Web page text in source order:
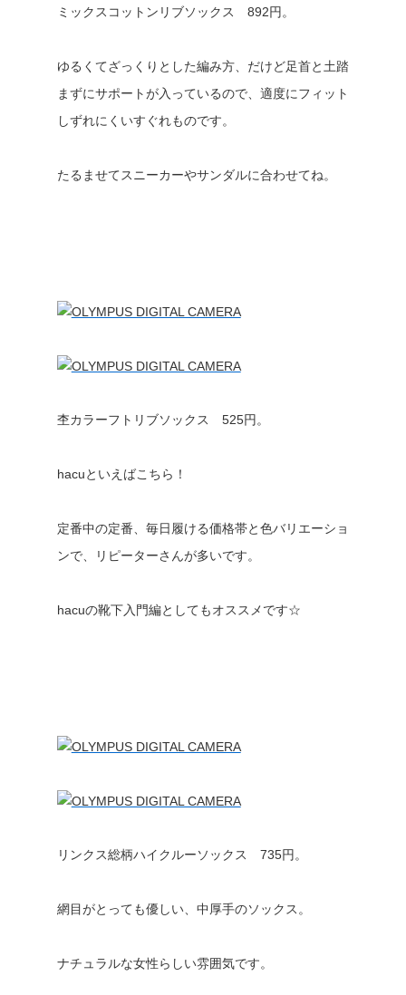
ミックスコットンリブソックス 892円。
ゆるくてざっくりとした編み方、だけど足首と土踏
まずにサポートが入っているので、適度にフィット
しずれにくいすぐれものです。
たるませてスニーカーやサンダルに合わせてね。
杢カラーフトリブソックス 525円。
hacuといえばこちら！
定番中の定番、毎日履ける価格帯と色バリエーショ
ンで、リピーターさんが多いです。
hacuの靴下入門編としてもオススメです☆
リンクス総柄ハイクルーソックス 735円。
網目がとっても優しい、中厚手のソックス。
ナチュラルな女性らしい雰囲気です。